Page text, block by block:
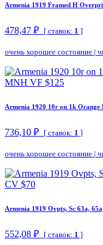
Armenia 1919 Framed H
478,47 ₽ [ ставок: 1 ]
очень хорошее состояние |
Armenia 1920 10r on 1k
736,10 ₽ [ ставок: 1 ]
очень хорошее состояние |
Armenia 1919 Ovpts, Sc 63a,
552,08 ₽ [ ставок: 1 ]